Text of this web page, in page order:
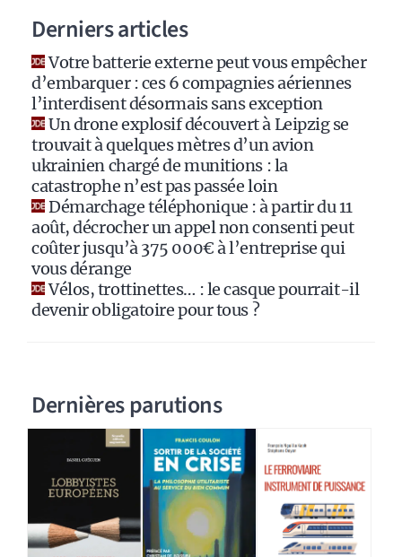
Derniers articles
Votre batterie externe peut vous empêcher
d’embarquer : ces 6 compagnies aériennes
l’interdisent désormais sans exception
Un drone explosif découvert à Leipzig se
trouvait à quelques mètres d’un avion
ukrainien chargé de munitions : la
catastrophe n’est pas passée loin
Démarchage téléphonique : à partir du 11
août, décrocher un appel non consenti peut
coûter jusqu’à 375 000€ à l’entreprise qui
vous dérange
Vélos, trottinettes… : le casque pourrait-il
devenir obligatoire pour tous ?
Dernières parutions